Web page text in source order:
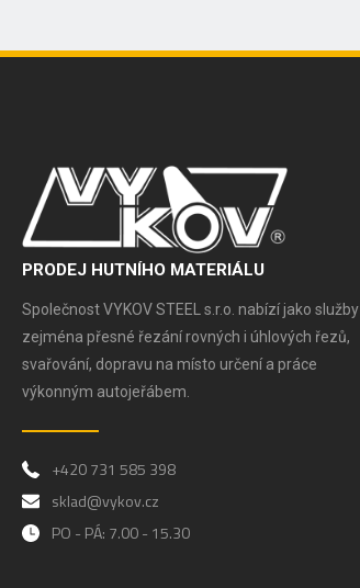
PRODEJ HUTNÍHO MATERIÁLU
Společnost VYKOV STEEL s.r.o. nabízí jako služby
zejména přesné řezání rovných i úhlových řezů,
svařování, dopravu na místo určení a práce
výkonným autojeřábem.
+420 731 585 398
sklad@vykov.cz
PO - PÁ: 7.00 - 15.30